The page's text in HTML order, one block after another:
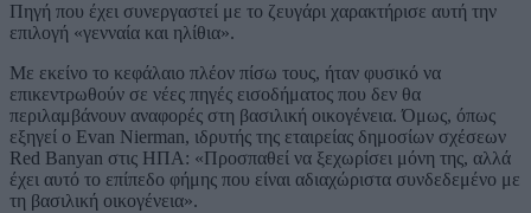
Πηγή που έχει συνεργαστεί με το ζευγάρι χαρακτήρισε αυτή την
επιλογή «γενναία και ηλίθια».
Με εκείνο το κεφάλαιο πλέον πίσω τους, ήταν φυσικό να
επικεντρωθούν σε νέες πηγές εισοδήματος που δεν θα
περιλαμβάνουν αναφορές στη βασιλική οικογένεια. Όμως, όπως
εξηγεί ο Evan Nierman, ιδρυτής της εταιρείας δημοσίων σχέσεων
Red Banyan στις ΗΠΑ: «Προσπαθεί να ξεχωρίσει μόνη της, αλλά
έχει αυτό το επίπεδο φήμης που είναι αδιαχώριστα συνδεδεμένο με
τη βασιλική οικογένεια».